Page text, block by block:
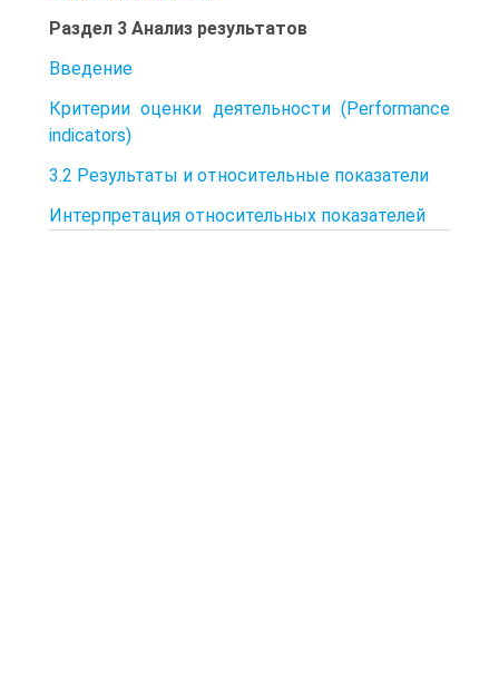
Раздел 3 Анализ результатов
Введение
Критерии оценки деятельности (Performance
indicators)
3.2 Результаты и относительные показатели
Интерпретация относительных показателей